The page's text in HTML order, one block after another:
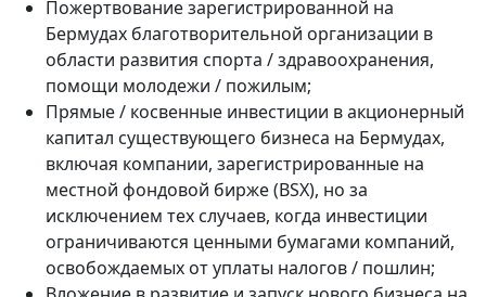
Пожертвование зарегистрированной на
Бермудах благотворительной организации в
области развития спорта / здравоохранения,
помощи молодежи / пожилым;
Прямые / косвенные инвестиции в акционерный
капитал существующего бизнеса на Бермудах,
включая компании, зарегистрированные на
местной фондовой бирже (BSX), но за
исключением тех случаев, когда инвестиции
ограничиваются ценными бумагами компаний,
освобождаемых от уплаты налогов / пошлин;